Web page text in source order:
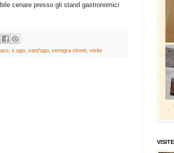
cenare presso gli stand gastronomici
s.ugo sant'ugo veregra street visite
VISITE